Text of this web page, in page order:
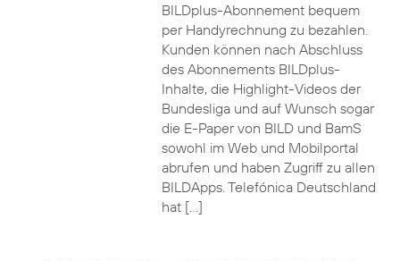
BILDplus-Abonnement bequem
per Handyrechnung zu bezahlen.
Kunden können nach Abschluss
des Abonnements BILDplus-
Inhalte, die Highlight-Videos der
Bundesliga und auf Wunsch sogar
die E-Paper von BILD und BamS
sowohl im Web und Mobilportal
abrufen und haben Zugriff zu allen
BILDApps. Telefónica Deutschland
hat […]